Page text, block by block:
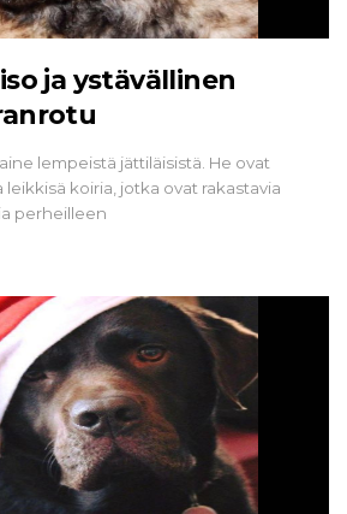
ja ystävällinen
lempeistä jättiläisistä. He ovat
leikkisä koiria, jotka ovat rakastavia
perheilleen